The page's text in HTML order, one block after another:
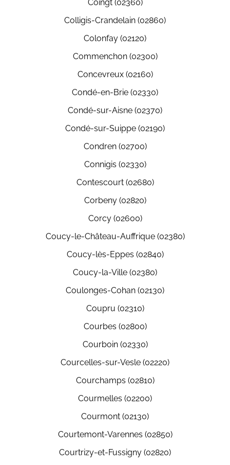
Coingt (02360)
Colligis-Crandelain (02860)
Colonfay (02120)
Commenchon (02300)
Concevreux (02160)
Condé-en-Brie (02330)
Condé-sur-Aisne (02370)
Condé-sur-Suippe (02190)
Condren (02700)
Connigis (02330)
Contescourt (02680)
Corbeny (02820)
Corcy (02600)
Coucy-le-Château-Auffrique (02380)
Coucy-lès-Eppes (02840)
Coucy-la-Ville (02380)
Coulonges-Cohan (02130)
Coupru (02310)
Courbes (02800)
Courboin (02330)
Courcelles-sur-Vesle (02220)
Courchamps (02810)
Courmelles (02200)
Courmont (02130)
Courtemont-Varennes (02850)
Courtrizy-et-Fussigny (02820)